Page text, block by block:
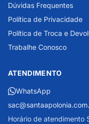
Dúvidas Frequentes
Política de Privacidade
Política de Troca e
Trabalhe Conosco
ATENDIMENTO
WhatsApp
Horário de atendimento